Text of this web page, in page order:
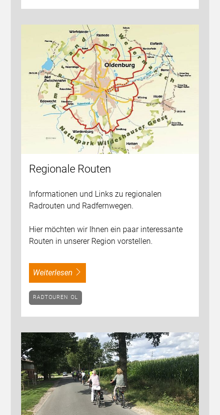
Regionale Routen
Informationen und Links zu regionalen
Radrouten und Radfernwegen.
Hier möchten wir Ihnen ein paar interessante
Routen in unserer Region vorstellen.
weiterlesen
RADTOUREN OL